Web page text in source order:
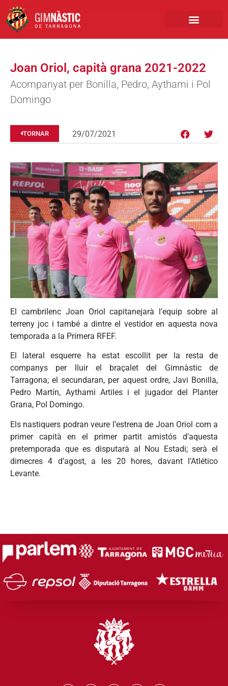
Joan Oriol, capità grana 2021-2022
Acompanyat per Bonilla, Pedro, Aythami i Pol
Domingo
TORNAR 29/07/2021
El cambrilenc Joan Oriol capitanejarà l’equip sobre al
terreny joc i també a dintre el vestidor en aquesta nova
temporada a la Primera RFEF.
El lateral esquerre ha estat escollit per la resta de
companys per lluir el braçalet del Gimnàstic de
Tarragona; el secundaran, per aquest ordre, Javi Bonilla,
Pedro Martín, Aythami Artiles i el jugador del Planter
Grana, Pol Domingo.
Els nastiquers podran veure l’estrena de Joan Oriol com a
primer capità en el primer partit amistós d’aquesta
pretemporada que es disputarà al Nou Estadi; serà el
dimecres 4 d’agost, a les 20 hores, davant l’Atlético
Levante.